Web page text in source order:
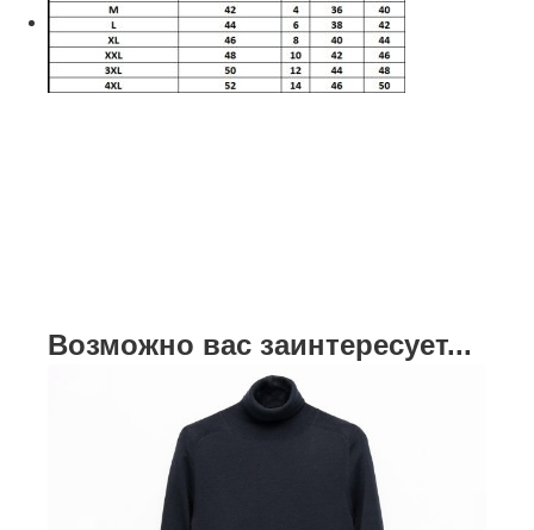
Возможно вас заинтересует...